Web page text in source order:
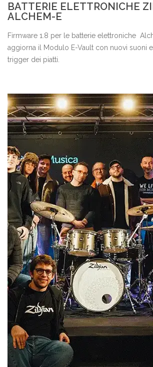
BATTERIE ELETTRONICHE
ALCHEM-E
Firmware 1.8 per le batterie elettroniche
aggiorna il Modulo E-Vault con nuovi suoni
trigger dei piatti.